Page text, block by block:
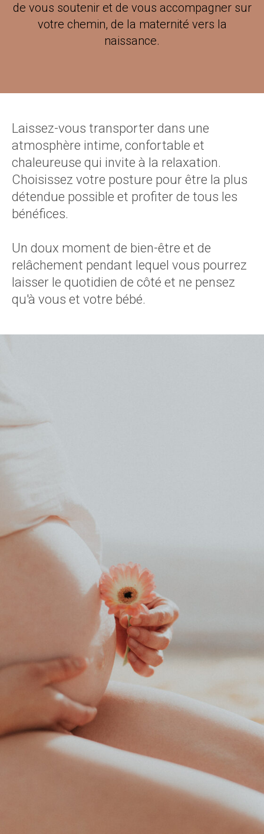
de vous soutenir et de vous accompagner sur
votre chemin, de la maternité vers la
naissance.
Laissez-vous transporter dans une
atmosphère intime, confortable et
chaleureuse qui invite à la relaxation.
Choisissez votre posture pour être la plus
détendue possible et profiter de tous les
bénéfices.
Un doux moment de bien-être et de
relâchement pendant lequel vous pourrez
laisser le quotidien de côté et ne pensez
qu'à vous et votre bébé.